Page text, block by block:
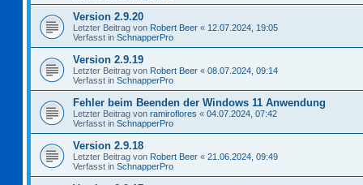
Version 2.9.20
Letzter Beitrag von Robert Beer « 12.07.2024, 19:05
Verfasst in SchnapperPro
Version 2.9.19
Letzter Beitrag von Robert Beer « 08.07.2024, 09:14
Verfasst in SchnapperPro
Fehler beim Beenden der Windows 11 Anwendung
Letzter Beitrag von ramiroflores « 04.07.2024, 07:42
Verfasst in SchnapperPro
Version 2.9.18
Letzter Beitrag von Robert Beer « 21.06.2024, 09:49
Verfasst in SchnapperPro